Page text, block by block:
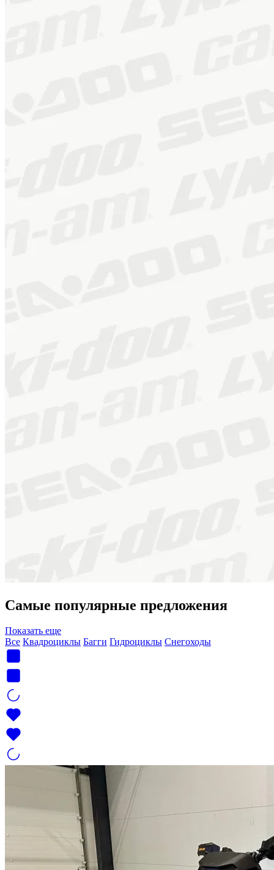
Самые популярные предложения
Показать еще
Все Квадроциклы Багги Гидроциклы Снегоходы